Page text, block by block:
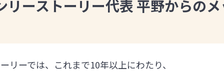
リーストーリー代表 平野からの
リーでは、これまで10年以上にわたり、